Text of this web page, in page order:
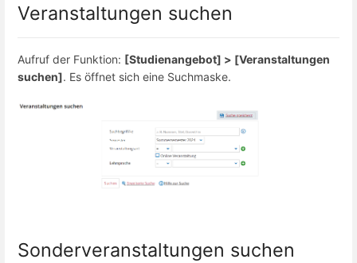
Veranstaltungen suchen
Aufruf der Funktion: [Studienangebot] > [Veranstaltungen
suchen]. Es öffnet sich eine Suchmaske.
Sonderveranstaltungen suchen